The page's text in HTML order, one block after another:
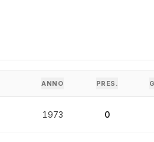
ANNO PRES.
1973 0